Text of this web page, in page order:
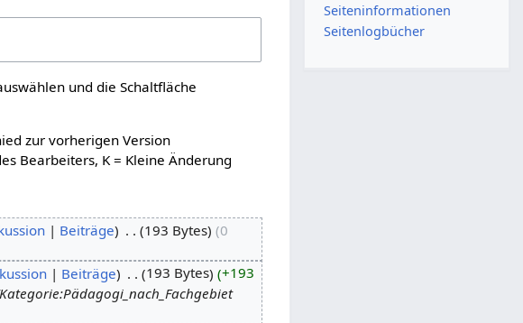
und die Schaltfläche
zur vorherigen Version
Bearbeiters, K = Kleine Änderung
Beiträge 193 Bytes
0
Beiträge 193 Bytes
+193
Seiten­informationen
Seitenlogbücher